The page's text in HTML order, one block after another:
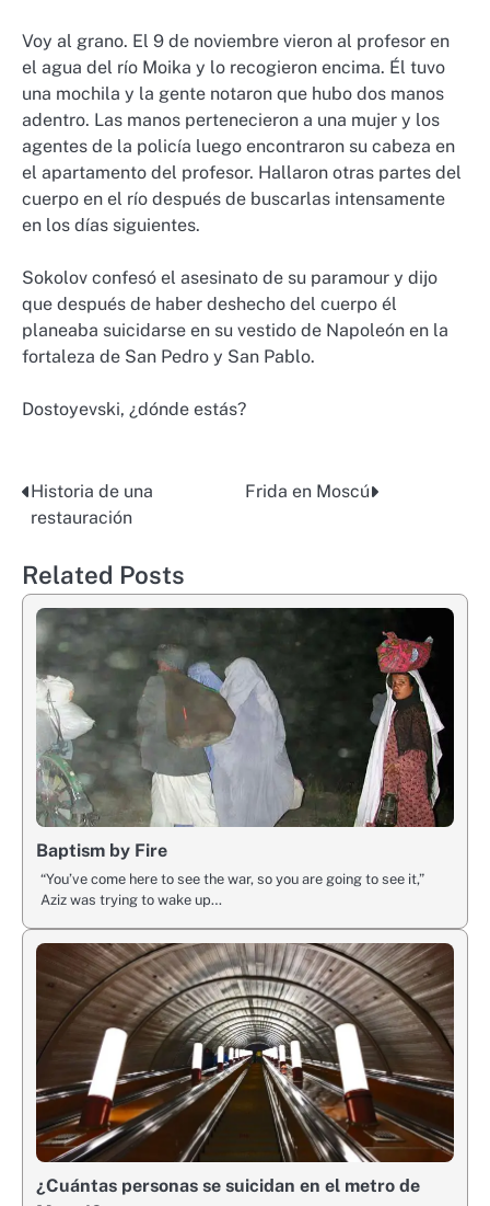
Voy al grano. El 9 de noviembre vieron al profesor en
el agua del río Moika y lo recogieron encima. Él tuvo
una mochila y la gente notaron que hubo dos manos
adentro. Las manos pertenecieron a una mujer y los
agentes de la policía luego encontraron su cabeza en
el apartamento del profesor. Hallaron otras partes del
cuerpo en el río después de buscarlas intensamente
en los días siguientes.
Sokolov confesó el asesinato de su paramour y dijo
que después de haber deshecho del cuerpo él
planeaba suicidarse en su vestido de Napoleón en la
fortaleza de San Pedro y San Pablo.
Dostoyevski, ¿dónde estás?
Post
Historia de una
restauración
Frida en Moscú
Related Posts
Baptism by Fire
“You’ve come here to see the war, so you are going to see it,”
Aziz was trying to wake up…
¿Cuántas personas se suicidan en el metro de